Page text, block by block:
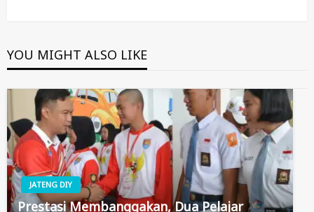
YOU MIGHT ALSO LIKE
JATENG DIY
Prestasi Membanggakan, Dua Pelajar